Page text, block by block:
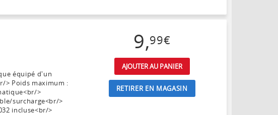
équipé d'un
> Poids maximum :
>
surcharge<br/>
incluse<br/>
9,99€
AJOUTER AU PANIER
RETIRER EN MAGASIN